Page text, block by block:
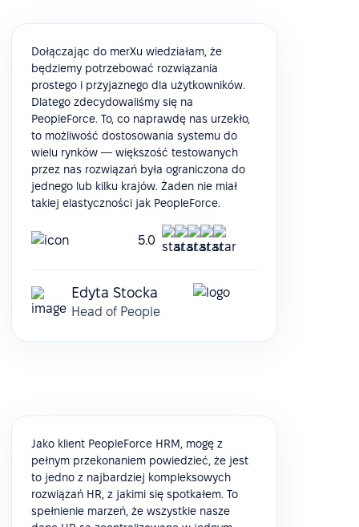
Dołączając do merXu wiedziałam, że
będziemy potrzebować rozwiązania
prostego i przyjaznego dla użytkowników.
Dlatego zdecydowaliśmy się na
PeopleForce. To, co naprawdę nas urzekło,
to możliwość dostosowania systemu do
wielu rynków — większość testowanych
przez nas rozwiązań była ograniczona do
jednego lub kilku krajów. Żaden nie miał
takiej elastyczności jak PeopleForce.
5.0
Edyta Stocka
Head of People
Jako klient PeopleForce HRM, mogę z
pełnym przekonaniem powiedzieć, że jest
to jedno z najbardziej kompleksowych
rozwiązań HR, z jakimi się spotkałem. To
spełnienie marzeń, że wszystkie nasze